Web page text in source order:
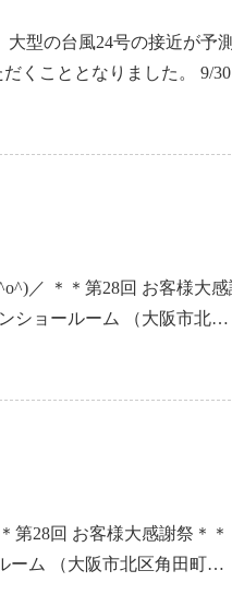
型の台風24号の接近が予
くこととなりました。 9/
／ ＊＊第28回 お客様大
ショールーム （大阪市北…
28回 お客様大感謝祭＊
ーム （大阪市北区角田町…